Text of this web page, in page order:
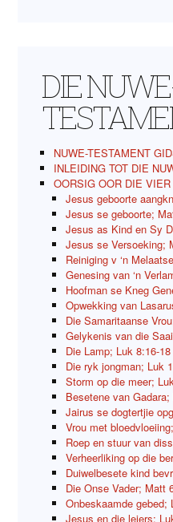
DIE
NUWE-TESTAMENT
INLEIDING TOT DIE
OORSIG OOR DIE
Jesus geboorte
Jesus se geboorte;
Jesus as Kind en Sy
Jesus se Versoeking;
Reiniging v ‘n
Genesing van ‘n
Hoofman se Kneg
Opwekking van
Die Samaritaanse
Gelykenis van die
Die Lamp; Luk 8:16-18
Die ryk jongman; Luk
Storm op die meer;
Besetene van
Jairus se dogtertjie
Vrou met
Roep en stuur van
Verheerliking op die
Duiwelbesete kind
Die Onse Vader; Matt
Onbeskaamde gebed;
Jesus en die leiers;